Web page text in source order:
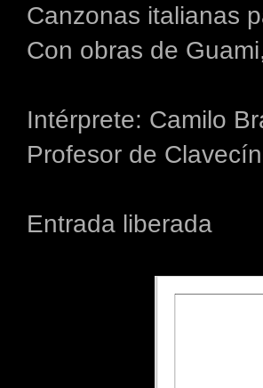
Canzonas italianas
Con obras de
Intérprete: Camilo
Profesor de
Entrada liberada